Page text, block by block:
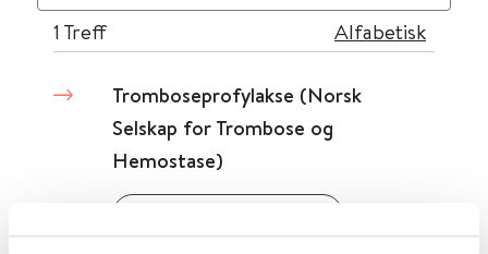
1 Treff Alfabetisk
Tromboseprofylakse (Norsk
Selskap for Trombose og
Hemostase)